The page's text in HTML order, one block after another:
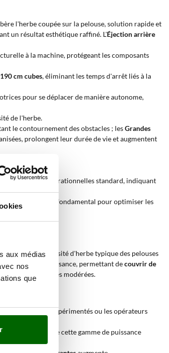
aux médias
nos
que
l'herbe coupée sur la pelouse, solution rapide et
un résultat esthétique raffiné. L'Éjection arrière
à la machine, protégeant les composants
cm cubes, éliminant les temps d'arrêt liés à la
pour se déplacer de manière autonome,
de l'herbe.
le contournement des obstacles ; lesGrandes
prolongent leur durée de vie et augmentent
conditions opérationnelles standard, indiquant
à la puissance
et fondamental pour optimiser les
face à la densité d'herbe typique des pelouses
plage de puissance, permettant decouvrir de
ou à pentes modérées.
amateurs très expérimentés ou les opérateurs
de cette gamme de puissance